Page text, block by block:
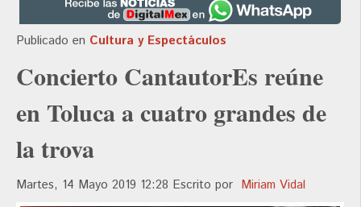
Publicado en Cultura y Espectáculos
Concierto CantautorEs reúne
en Toluca a cuatro grandes de
la trova
Martes, 14 Mayo 2019 12:28 Escrito por Miriam Vidal